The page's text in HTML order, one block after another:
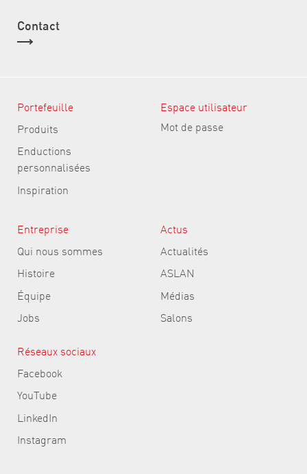
Contact
Portefeuille
Produits
Enductions
personnalisées
Inspiration
Espace utilisateur
Mot de passe
Entreprise
Qui nous sommes
Histoire
Équipe
Jobs
Actus
Actualités
ASLAN
Médias
Salons
Réseaux sociaux
Facebook
YouTube
LinkedIn
Instagram